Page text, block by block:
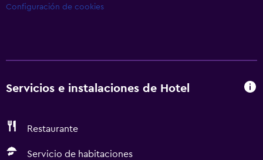
Configuración de cookies
Servicios e instalaciones de Hotel
Restaurante
Servicio de habitaciones